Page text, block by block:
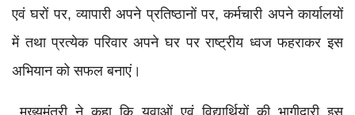
एवं घरों पर, व्यापारी अपने प्रतिष्ठानों पर, कर्मचारी अपने कार्यालयों
में तथा प्रत्येक परिवार अपने घर पर राष्ट्रीय ध्वज फहराकर इस
अभियान को सफल बनाएं।